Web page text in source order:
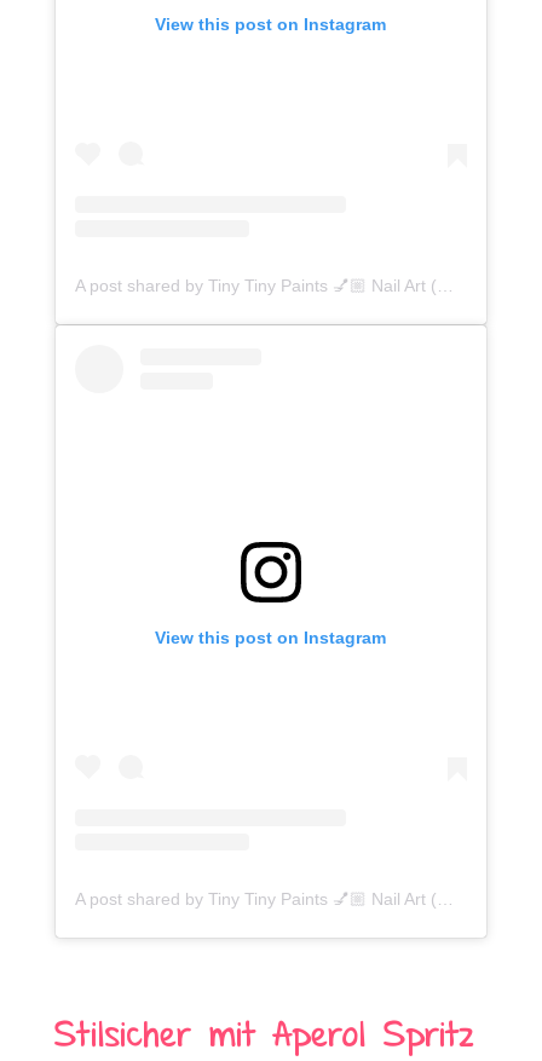
View this post on Instagram
View this post on Instagram
Stilsicher mit Aperol Spritz